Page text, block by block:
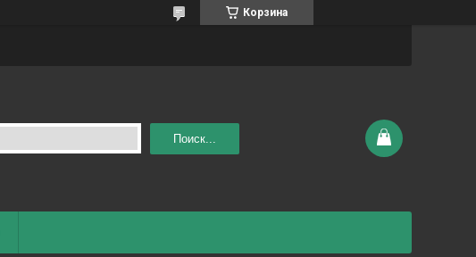
Корзина
Поиск...